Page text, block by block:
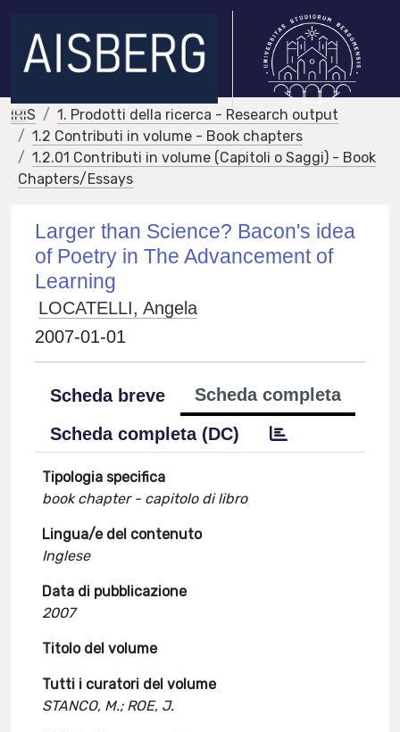
IRIS
1. Prodotti della ricerca - Research output
1.2 Contributi in volume - Book chapters
1.2.01 Contributi in volume (Capitoli o Saggi) - Book
Chapters/Essays
Larger than Science? Bacon's idea
of Poetry in The Advancement of
Learning
LOCATELLI, Angela
2007-01-01
Scheda breve
Scheda completa
Scheda completa (DC)
Tipologia specifica
book chapter - capitolo di libro
Lingua/e del contenuto
Inglese
Data di pubblicazione
2007
Titolo del volume
Tutti i curatori del volume
STANCO, M.; ROE, J.